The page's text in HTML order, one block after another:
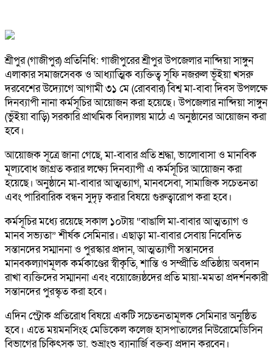
শ্রীপুর (গাজীপুর) প্রতিনিধি: গাজীপুরের শ্রীপুর উপজেলার নান্দিয়া সাঙ্গুন
এলাকার সমাজসেবক ও আধ্যাত্মিক ব্যক্তিত্ব সূফি নজরুল ভূঁইয়া খসরু
দরবেশের উদ্যোগে আগামী ৩১ মে (রোববার) বিশ্ব মা-বাবা দিবস উপলক্ষে
দিনব্যাপী নানা কর্মসূচির আয়োজন করা হয়েছে। উপজেলার নান্দিয়া সাঙ্গুন
(ভুঁইয়া বাড়ি) সরকারি প্রাথমিক বিদ্যালয় মাঠে এ অনুষ্ঠানের আয়োজন করা
হবে।
আয়োজক সূত্রে জানা গেছে, মা-বাবার প্রতি শ্রদ্ধা, ভালোবাসা ও মানবিক
মূল্যবোধ জাগ্রত করার লক্ষ্যে দিনব্যাপী এ কর্মসূচির আয়োজন করা
হয়েছে। অনুষ্ঠানে মা-বাবার আত্মত্যাগ, মানবসেবা, সামাজিক সচেতনতা
এবং পারিবারিক বন্ধন সুদৃঢ় করার বিষয়ে গুরুত্বারোপ করা হবে।
কর্মসূচির মধ্যে রয়েছে সকাল ১০টায় “বাঙালি মা-বাবার আত্মত্যাগ ও
মানব সভ্যতা” শীর্ষক সেমিনার। এছাড়া মা-বাবার সেবায় নিবেদিত
সন্তানদের সম্মাননা ও পুরস্কার প্রদান, আত্মত্যাগী সন্তানদের
মানবকল্যাণমূলক কর্মকাণ্ডের স্বীকৃতি, শান্তি ও সম্প্রীতি প্রতিষ্ঠায় অবদান
রাখা ব্যক্তিদের সম্মাননা এবং বয়োজ্যেষ্ঠদের প্রতি মায়া-মমতা প্রদর্শনকারী
সন্তানদের পুরস্কৃত করা হবে।
এদিন স্ট্রোক প্রতিরোধ বিষয়ে একটি সচেতনতামূলক সেমিনার অনুষ্ঠিত
হবে। এতে ময়মনসিংহ মেডিকেল কলেজ হাসপাতালের নিউরোমেডিসিন
বিভাগের চিকিৎসক ডা. শুভ্রাংশু ব্যানার্জি বক্তব্য প্রদান করবেন।